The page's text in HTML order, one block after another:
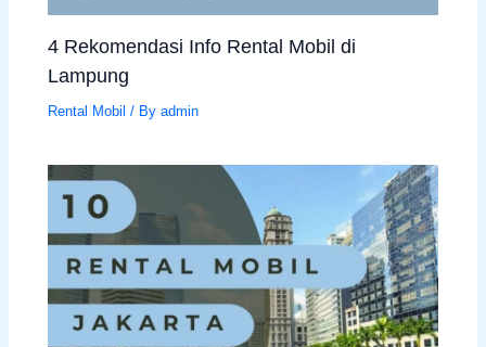
4 Rekomendasi Info Rental Mobil di
Lampung
Rental Mobil / Byadmin